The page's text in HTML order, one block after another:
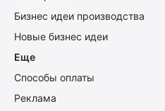
Бизнес идеи производства
Новые бизнес идеи
Еще
Способы оплаты
Реклама